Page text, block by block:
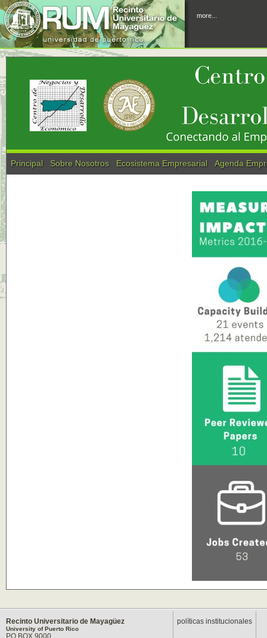
more...
Principal Sobre Nosotros Ecosistema Empresarial Agenda
Recinto Universitario de Mayagüez
University of Puerto Rico
PO BOX 9000
políticas institucionales